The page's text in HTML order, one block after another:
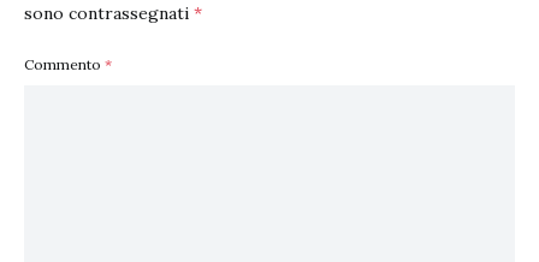
sono contrassegnati *
Commento *